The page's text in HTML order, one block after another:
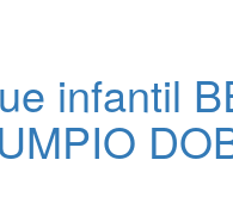
infantil